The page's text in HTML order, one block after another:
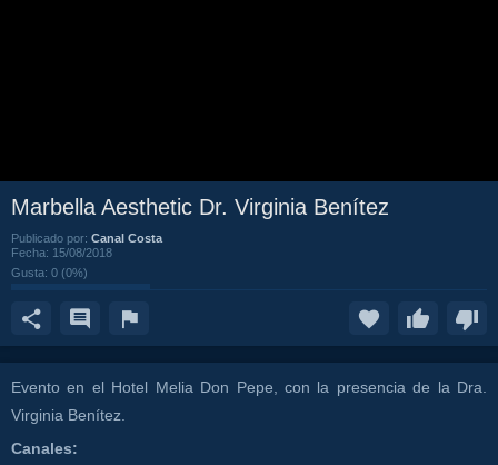
Marbella Aesthetic Dr. Virginia Benítez
Publicado por: Canal Costa
Fecha: 15/08/2018
Gusta: 0 (0%)
Evento en el Hotel Melia Don Pepe, con la presencia de la Dra.
Virginia Benítez.
Canales: